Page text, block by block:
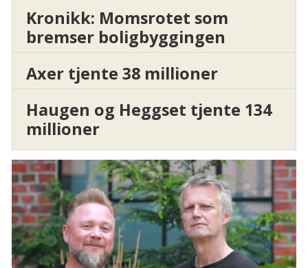
Kronikk: Momsrotet som
bremser boligbyggingen
Axer tjente 38 millioner
Haugen og Heggset tjente 134
millioner